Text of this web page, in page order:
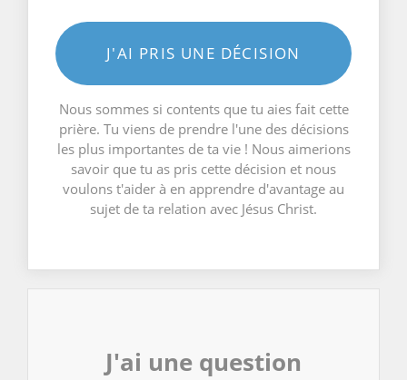
J'AI PRIS UNE DÉCISION
Nous sommes si contents que tu aies fait cette
prière. Tu viens de prendre l'une des décisions
les plus importantes de ta vie ! Nous aimerions
savoir que tu as pris cette décision et nous
voulons t'aider à en apprendre d'avantage au
sujet de ta relation avec Jésus Christ.
J'ai une question